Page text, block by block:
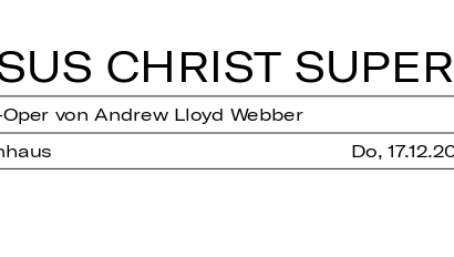
CHRIST
von Andrew Lloyd Webber
Do,